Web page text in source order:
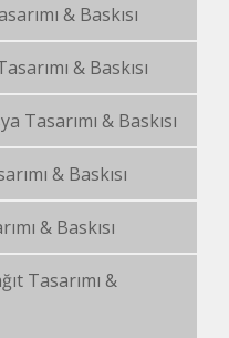
& Baskısı
& Baskısı
Tasarımı & Baskısı
& Baskısı
& Baskısı
Tasarımı &